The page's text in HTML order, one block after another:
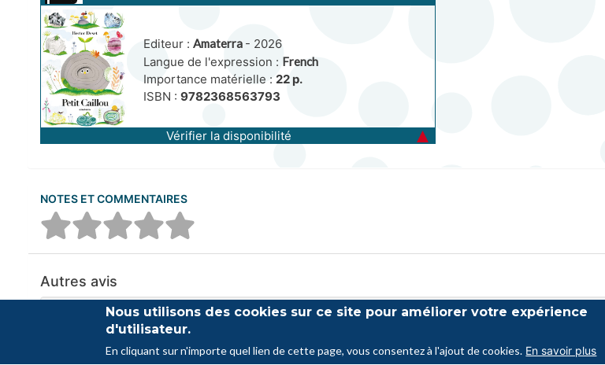
Editeur : Amaterra - 2026
Langue de l'expression : French
Importance matérielle : 22 p.
ISBN : 9782368563793
Vérifier la disponibilité
NOTES ET COMMENTAIRES
Autres avis
Aucun commentaire n'a été trouvé
Nous utilisons des cookies sur ce site pour améliorer votre expérience
d'utilisateur.
En cliquant sur n'importe quel lien de cette page, vous consentez à l'ajout de cookies. En savoir plus